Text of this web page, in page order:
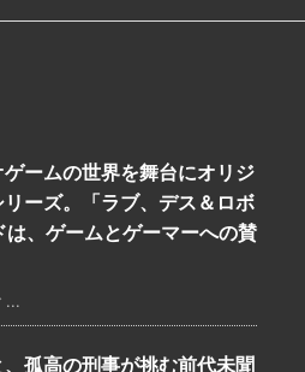
ームの世界を舞台にオリジ
ーズ。「ラブ、デス＆ロボ
、ゲームとゲーマーへの賛
...
孤高の刑事が挑む前代未聞